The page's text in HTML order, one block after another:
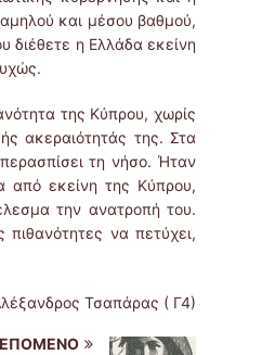
και μέσου βαθμού,
διέθετε η Ελλάδα εκείνη
της Κύπρου, χωρίς
ακεραιότητάς της. Στα
τη νήσο. Ήταν
από εκείνη της Κύπρου,
την ανατροπή του.
να πετύχει,
Τσαπάρας ( Γ4)
ΕΠΌΜΕΝΟ